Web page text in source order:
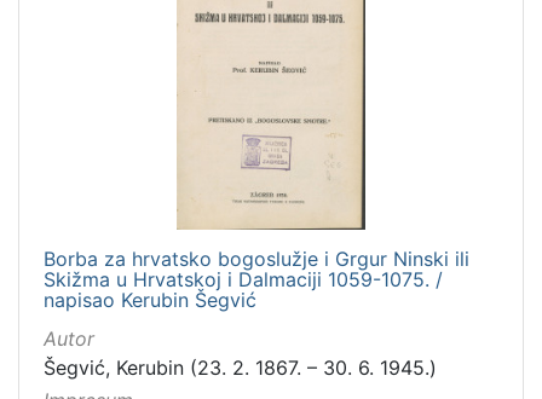
Borba za hrvatsko bogoslužje i Grgur Ninski ili
Skižma u Hrvatskoj i Dalmaciji 1059-1075. /
napisao Kerubin Šegvić
Autor
Šegvić, Kerubin (23. 2. 1867. – 30. 6. 1945.)